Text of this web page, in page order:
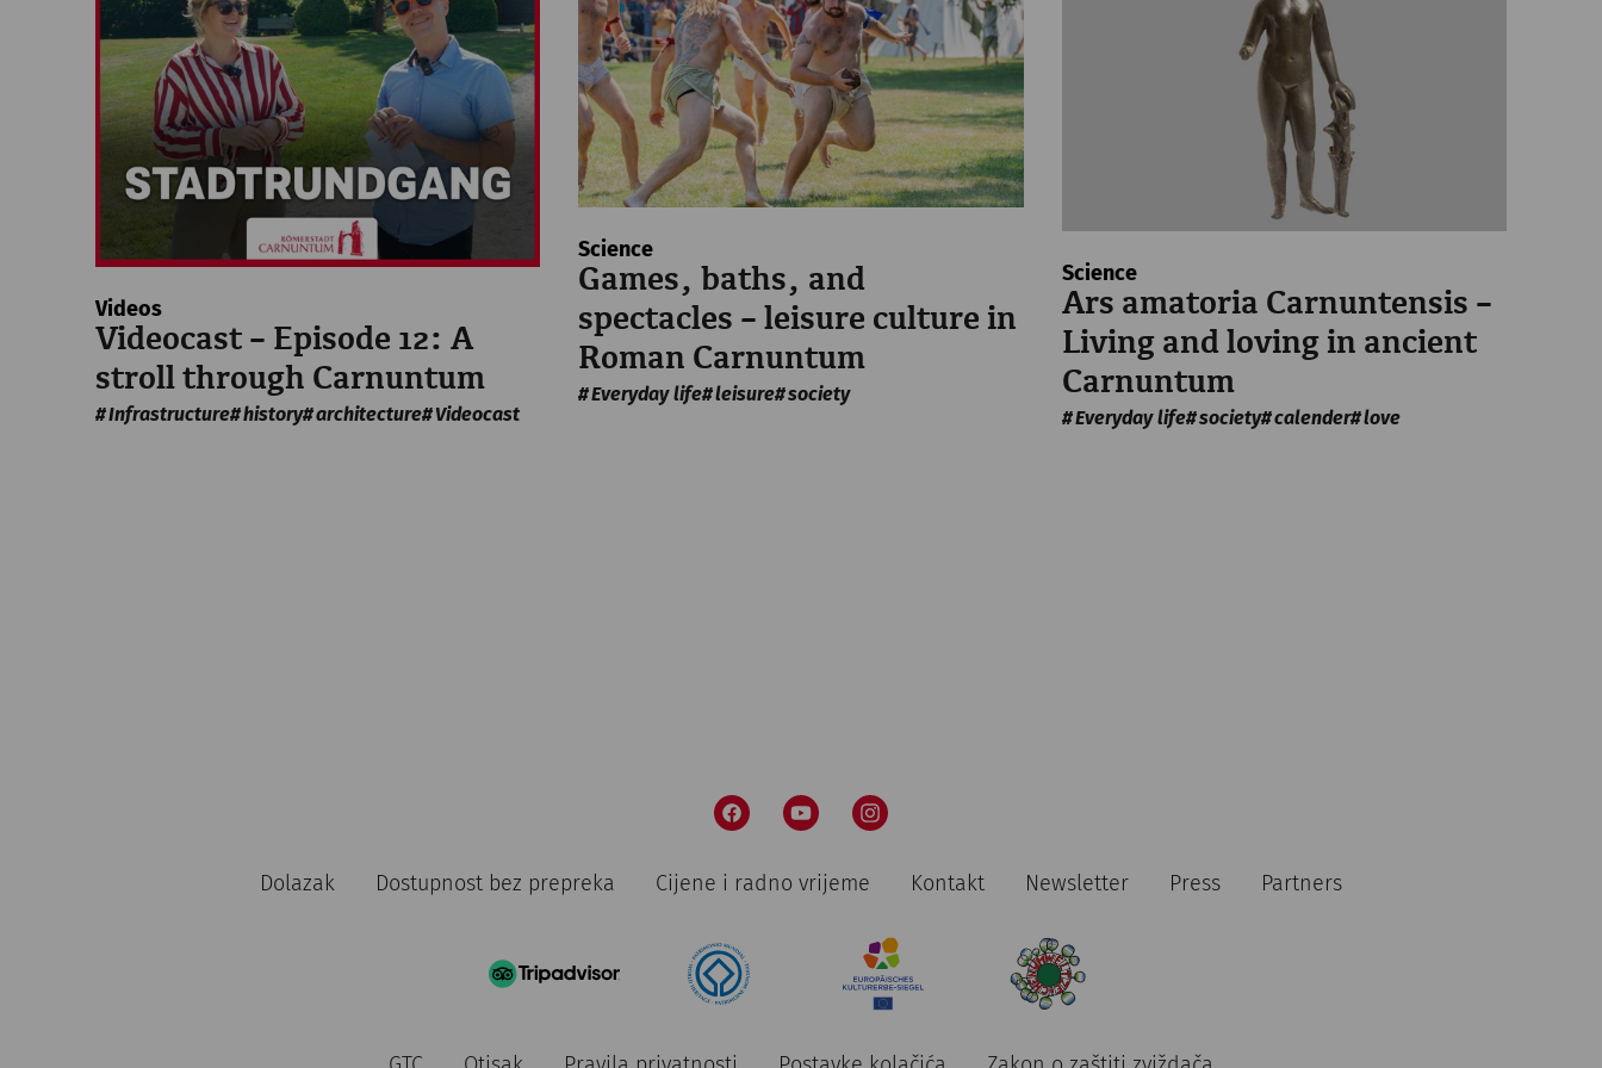
pe, 21. kolovoz2026
Yoga bei den Römern
Rekonstruiertes Stadtviertel
Rezervirajte ulaznice
pe, 21. kolovoz2026
Yoga bei den Römern mit Classic Frühstück
Rekonstruiertes Stadtviertel
Rezervirajte ulaznice
pe, 28. kolovoz2026
Videos
Videocast – Episode 12: A
stroll through Carnuntum
Infrastructure history architecture Videocast
Science
Games, baths, and
spectacles – leisure culture in
Roman Carnuntum
Everyday life leisure society
Science
Ars amatoria Carnuntensis –
Living and loving in ancient
Carnuntum
Everyday life society calender love
Dolazak Dostupnost bez prepreka Cijene i radno vrijeme Kontakt Newsletter Press Partners